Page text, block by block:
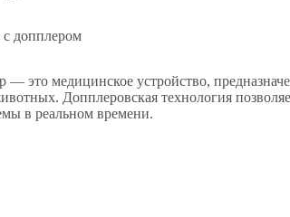
допплером
— это медицинское устройство,
Допплеровская технология
в реальном времени.